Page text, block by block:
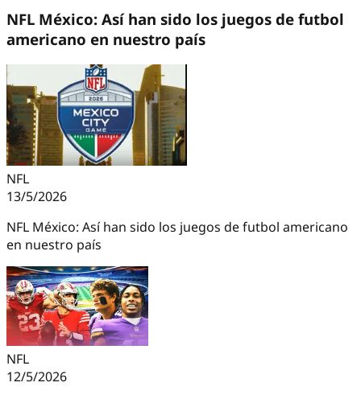
NFL México: Así han sido los juegos de futbol
americano en nuestro país
NFL
13/5/2026
NFL México: Así han sido los juegos de futbol americano
en nuestro país
NFL
12/5/2026